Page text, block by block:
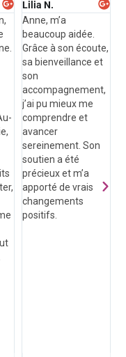
Lilia N.
Anne, m’a
beaucoup aidée.
Grâce à son écoute,
sa bienveillance et
son
accompagnement,
j’ai pu mieux me
comprendre et
avancer
sereinement. Son
soutien a été
précieux et m’a
apporté de vrais
changements
positifs.